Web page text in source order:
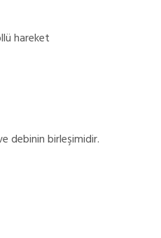
hareket
debinin birleşimidir.